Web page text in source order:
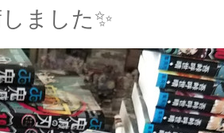
ました✨